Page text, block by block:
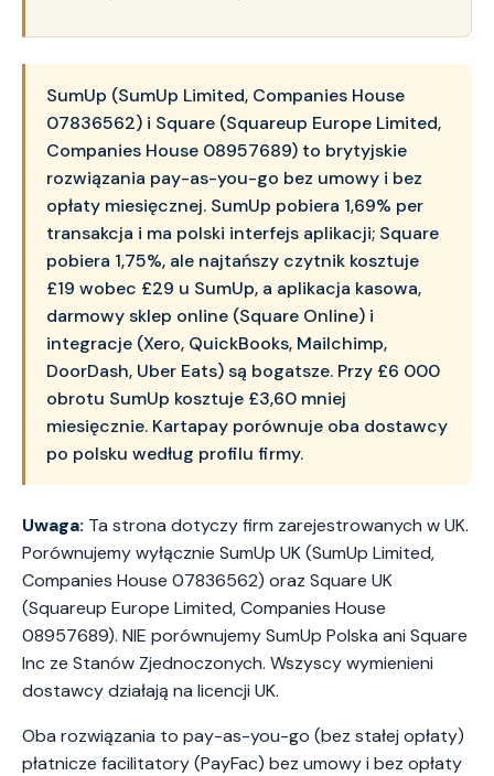
SumUp (SumUp Limited, Companies House
07836562) i Square (Squareup Europe Limited,
Companies House 08957689) to brytyjskie
rozwiązania pay-as-you-go bez umowy i bez
opłaty miesięcznej. SumUp pobiera 1,69% per
transakcja i ma polski interfejs aplikacji; Square
pobiera 1,75%, ale najtańszy czytnik kosztuje
£19 wobec £29 u SumUp, a aplikacja kasowa,
darmowy sklep online (Square Online) i
integracje (Xero, QuickBooks, Mailchimp,
DoorDash, Uber Eats) są bogatsze. Przy £6 000
obrotu SumUp kosztuje £3,60 mniej
miesięcznie. Kartapay porównuje oba dostawcy
po polsku według profilu firmy.
Uwaga: Ta strona dotyczy firm zarejestrowanych w UK.
Porównujemy wyłącznie SumUp UK (SumUp Limited,
Companies House 07836562) oraz Square UK
(Squareup Europe Limited, Companies House
08957689). NIE porównujemy SumUp Polska ani Square
Inc ze Stanów Zjednoczonych. Wszyscy wymienieni
dostawcy działają na licencji UK.
Oba rozwiązania to pay-as-you-go (bez stałej opłaty)
płatnicze facilitatory (PayFac) bez umowy i bez opłaty